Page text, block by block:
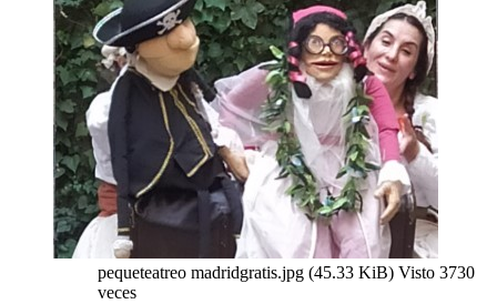
pequeteatreo madridgratis.jpg (45.33 KiB) Visto 3730
veces